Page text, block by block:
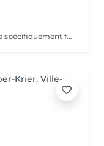
Énergie Pureté Confort Un soin du visage spécifiquement formulé pour répondre aux besoins de la peau masculine : plus épaisse, plus sujette aux brillances, aux irritations post-rasage et au stress oxydatif. Ce rituel allie nettoyage profond, massage énergisant et actifs revitalisants pour purifier, hydrater et renforcer la peau. Les tensions s'estompent, le teint retrouve éclat et fraîcheur. Un moment de soin sobre, efficace et parfaitement adapté aux hommes d'aujourd'hui. Résultat : une peau nette, tonique, visiblement plus saine et rechargée.